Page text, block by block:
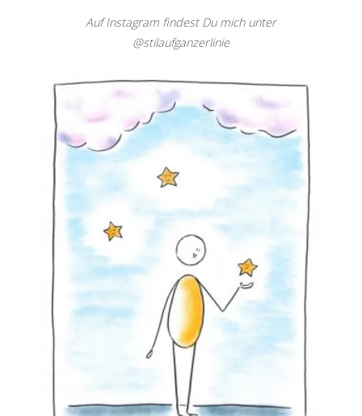
Auf Instagram findest Du mich unter
@stilaufganzerlinie